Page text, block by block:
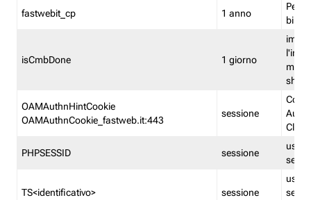
fastwebit_cp 1 anno
isCmbDone 1 giorno
shp
OAMAuthnHintCookie
OAMAuthnCookie_fastweb.it:443
sessione
PHPSESSID sessione
TS<identificativo> sessione